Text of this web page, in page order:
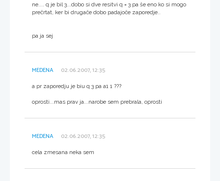
ne.... q je bil 3...dobo si dve resitvi q = 3 pa še eno ko si mogo
prečrtat, ker bi drugače dobo padajoče zaporedje..
pa ja sej
MEDENA 02.06.2007, 12:35
a pr zaporedju je biu q 3 pa a1 1 ???
oprosti...mas prav ja...narobe sem prebrala, oprosti
MEDENA 02.06.2007, 12:35
cela zmesana neka sem